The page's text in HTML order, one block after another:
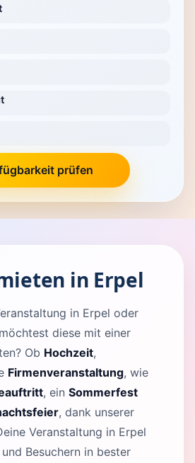
prüfen
in Erpel
in Erpel oder
diese mit einer
Ob Hochzeit,
Firmenveranstaltung, wie
, ein Sommerfest
, dank unserer
Veranstaltung in Erpel
Besuchern in bester